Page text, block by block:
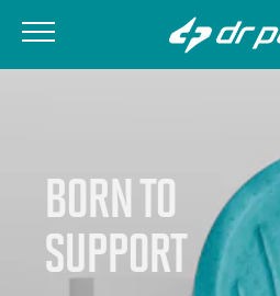
BORN TO
SUPPORT